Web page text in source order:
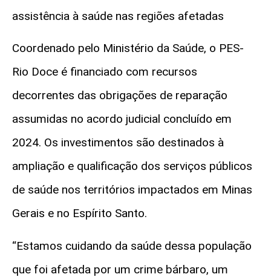
assistência à saúde nas regiões afetadas
Coordenado pelo Ministério da Saúde, o PES-
Rio Doce é financiado com recursos
decorrentes das obrigações de reparação
assumidas no acordo judicial concluído em
2024. Os investimentos são destinados à
ampliação e qualificação dos serviços públicos
de saúde nos territórios impactados em Minas
Gerais e no Espírito Santo.
“Estamos cuidando da saúde dessa população
que foi afetada por um crime bárbaro, um